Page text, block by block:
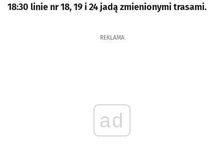
18:30 linie nr 18, 19 i 24 jadą zmienionymi trasami.
REKLAMA
ad